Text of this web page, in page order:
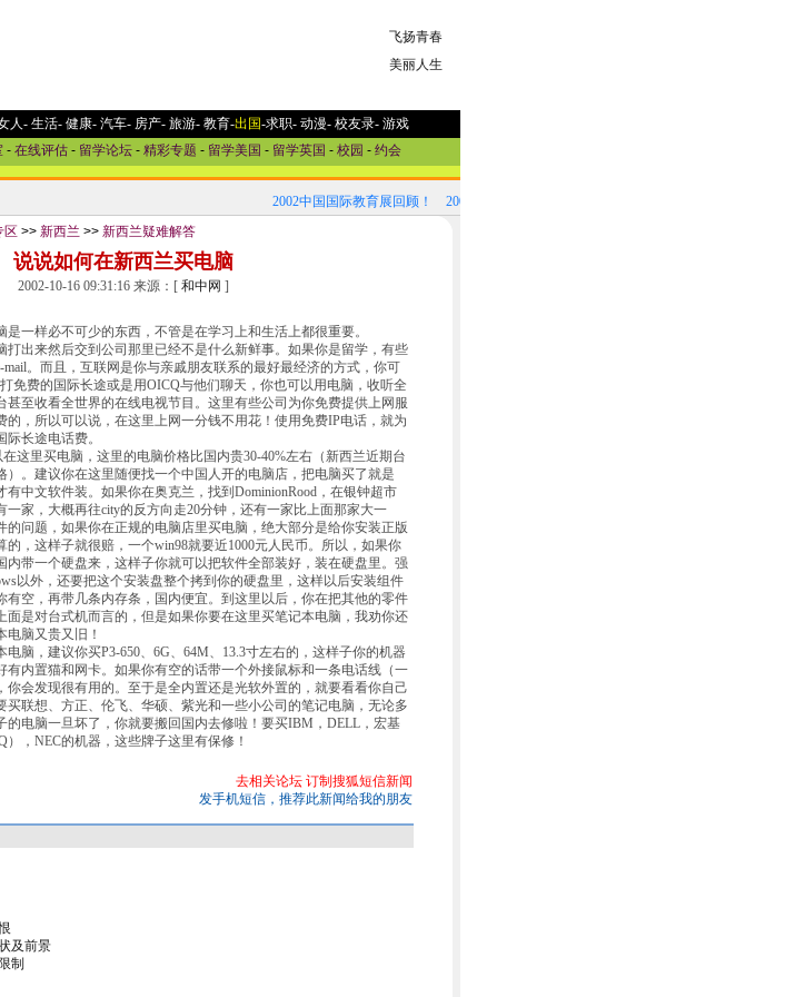
飞扬青春
美丽人生
人-生活- 健康-汽车-房产- 旅游-教育-出国-求职-动漫- 校友录- 游戏
- 在线评估- 留学论坛- 精彩专题 - 留学美国 - 留学英国 - 校园 - 约会
2002中国国际教育展回顾！
2002中国国际教育展参展国家选介
区 >> 新西兰 >> 新西兰疑难解答
说说如何在新西兰买电脑
2002-10-16 09:31:16 来源：[ 和中网 ]
样必不可少的东西，不管是在学习上和生活上都很重要。
出来然后交到公司那里已经不是什么新鲜事。如果你是留学，有些
。而且，互联网是你与亲戚朋友联系的最好最经济的方式，你可
免费的国际长途或是用OICQ与他们聊天，你也可以用电脑，收听全
甚至收看全世界的在线电视节目。这里有些公司为你免费提供上网服
的，所以可以说，在这里上网一分钱不用花！使用免费IP电话，就为
长途电话费。
里买电脑，这里的电脑价格比国内贵30-40%左右（新西兰近期台
）。建议你在这里随便找一个中国人开的电脑店，把电脑买了就是
有中文软件装。如果你在奥克兰，找到DominionRood，在银钟超市
一家，大概再往city的反方向走20分钟，还有一家比上面那家大一
的问题，如果你在正规的电脑店里买电脑，绝大部分是给你安装正版
的，这样子就很赔，一个win98就要近1000元人民币。所以，如果你
内带一个硬盘来，这样子你就可以把软件全部装好，装在硬盘里。强
以外，还要把这个安装盘整个拷到你的硬盘里，这样以后安装组件
有空，再带几条内存条，国内便宜。到这里以后，你在把其他的零件
面是对台式机而言的，但是如果你要在这里买笔记本电脑，我劝你还
脑又贵又旧！
，建议你买P3-650、6G、64M、13.3寸左右的，这样子你的机器
有内置猫和网卡。如果你有空的话带一个外接鼠标和一条电话线（一
你会发现很有用的。至于是全内置还是光软外置的，就要看看你自己
买联想、方正、伦飞、华硕、紫光和一些小公司的笔记电脑，无论多
的电脑一旦坏了，你就要搬回国内去修啦！要买IBM，DELL，宏基
），NEC的机器，这些牌子这里有保修！
去相关论坛 订制搜狐短信新闻
发手机短信，推荐此新闻给我的朋友
及前景
制